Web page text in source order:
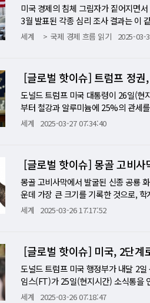
면서 사상 최고치를 기록했다. 트럼프
의를 여는 등 대책 마련에 부심하고
고 상호 관세로 인한 충격을 줄이기
예정이라고 언급했다. 트럼프 대통령
적인 정책이라고 강조했다. 하지만 관
어지고 있으며 금융시장에서는 안전
MR 등 중국의 여러 기관이 국가 지도
했다고 전했는데 이를 공식화한 것이
을 미뤘다. SCMP는 CK허치슨과 가
세한 내용은 밝히지 않았으며, 조사
이와 관련해 FT는 정통한 소식통들을
국 국내 해운과 국제 화물거래 시장에
르면 한 명 이상의 업계 전문가가 이번
운사와 화주의 경쟁력을 약화하지 않
다고 밝혔다. 거래 규모는 228억 달
파나마 운하를 운영한다"며 운하 통
래를 미국과 중국의 글로벌 영향력 경
이달 중순부터 파나마 항구 매각 거래
페이지에 연달아 올리며 불만을 표출
운하를 중국으로부터 되찾겠다"고 강
로 최종 계약이 지연되면서 파나마 운
미국 경제의 침체 그림자가 짙어지면
3월 발표된 각종 심리 조사 결과는 이
대비 9.6포인트 급락한 65.2를 기록
로 풀이된다. 유럽에서는 독일 소프
제조업체 비야디(BYD)는 연간 매출
려할 때, 미국 경제가 침체에 빠질 경
사, 2025년 말 이전 경기 침체 가능성
자(CFO)들은 2025년 하반기에 미국
하기 어렵다"고 지적했다. 주 초반 트
자동차 관세 발표를 준비하면서 상승
정책의 근본적인 변화를 추구하는 백
락하는 메시지 역시 이러한 불안감을
통령 당선 이후 나타났던 경제 활력에
적", "공격적", "예측 불허의 여정" 등
반기에 경기 침체를 예상했으며,
사에서 연준의 인플레이션 억제 노력
는 점을 고려하면, 최근 시장의 분위기
시작한 2022년 3월 이후 처음으로,
세계 국제 경제 흐름 읽기 2025-03-
[글로벌 핫이슈] 트럼프 정
도널드 트럼프 미국 대통령이 26일(현
부터 철강과 알루미늄에 25%의 관세
따르면 트럼프 대통령은 이날 백악관
우 그 부품에 대해서는 관세 등이 부
경우 나는 자동차가 한 곳에서 제조
고 있다"고 덧붙였다. 이에 앞서 트럼
대통령의 지시를 받고 자동차 수입이
과 등을 제안했다. 그러나 당시 트럼
대미(對美) 수출액은 약 49%(347억
용차에 대해 2016년부터 무관세를 적
해 설정하는 상호관세를 발표할 예정
호 관세 부과를 예고한 다음 달 2일을
다. 또 상호관세가 모든 나라 대상인
세계 2025-03-27 07:34:40
몽골 고비사막에서 발굴된 신종 공룡
운데 가장 큰 크기를 기록한 것으로,
에 따르면 캐나다 캘거리대학교의 고
여졌다. 속명 '두오니쿠스
이루어진 발톱 외피가 손상 없이 그
다 훨씬 더 길고 곡선 형태를 띠고 있
처럼 케라틴 외피까지 완전하게 보존
하며, 영화 속 '가위손(Edward
세계 2025-03-26 17:17:52
[글로벌 핫이슈] 미국, 2단
도널드 트럼프 미국 행정부가 내달 2
임스(FT)가 25일(현지시간) 소식통을
때까지는 그간 거의 쓰이지 않던 법
세계 2025-03-26 07:18:47